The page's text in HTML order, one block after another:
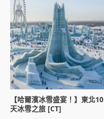
【哈爾濱冰雪盛宴！】東北10
天冰雪之旅 [CT]